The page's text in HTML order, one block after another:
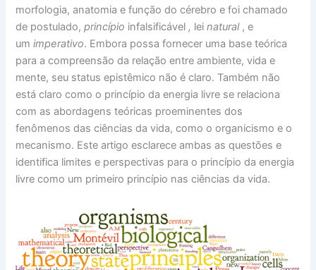
morfologia, anatomia e função do cérebro e foi chamado
de postulado,princípio infalsificável , leinatural, e
umimperativo. Embora possa fornecer uma base teórica
para a compreensão da relação entre ambiente, vida e
mente, seu status epistêmico não é claro. Também não
está claro como o princípio da energia livre se relaciona
com as abordagens teóricas proeminentes dos
fenômenos das ciências da vida, como o organicismo e o
mecanismo. Este artigo esclarece ambas as questões e
identifica limites e perspectivas para o princípio da energia
livre como um primeiro princípio nas ciências da vida.